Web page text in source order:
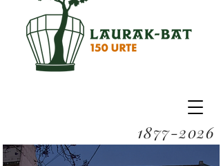
1877-2026